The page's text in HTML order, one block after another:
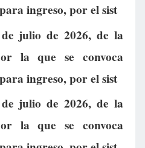
ingreso, por el sist
julio de 2026, de la
la que se convoca
ingreso, por el sist
julio de 2026, de la
la que se convoca